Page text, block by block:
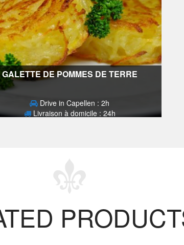
GALETTE DE POMMES DE TERRE
Drive in Capellen : 2h
Livraison à domicile : 24h